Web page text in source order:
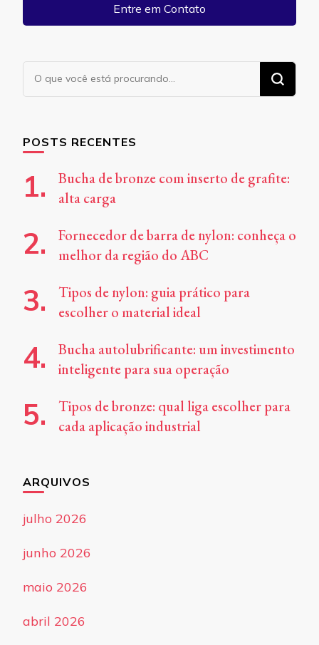
Entre em Contato
Procurando
algo?
POSTS RECENTES
Bucha de bronze com inserto de grafite:
alta carga
Fornecedor de barra de nylon: conheça o
melhor da região do ABC
Tipos de nylon: guia prático para
escolher o material ideal
Bucha autolubrificante: um investimento
inteligente para sua operação
Tipos de bronze: qual liga escolher para
cada aplicação industrial
ARQUIVOS
julho 2026
junho 2026
maio 2026
abril 2026